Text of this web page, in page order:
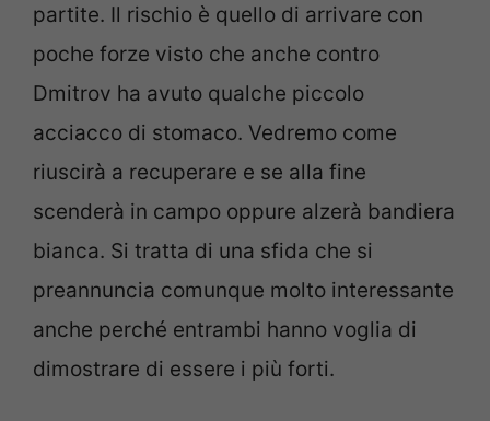
partite. Il rischio è quello di arrivare con
poche forze visto che anche contro
Dmitrov ha avuto qualche piccolo
acciacco di stomaco. Vedremo come
riuscirà a recuperare e se alla fine
scenderà in campo oppure alzerà bandiera
bianca. Si tratta di una sfida che si
preannuncia comunque molto interessante
anche perché entrambi hanno voglia di
dimostrare di essere i più forti.